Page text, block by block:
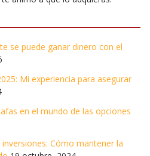
se puede ganar dinero con el
Mi experiencia para asegurar
en el mundo de las opciones
Cómo mantener la